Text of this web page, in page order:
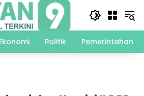
Politik Pemerintahan